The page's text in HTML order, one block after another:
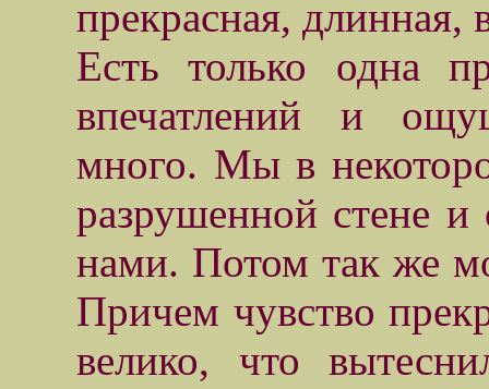
прекрасная, длинная,
Есть только одна
впечатлений и
много. Мы в
разрушенной стене
нами. Потом так же
Причем чувство
велико, что